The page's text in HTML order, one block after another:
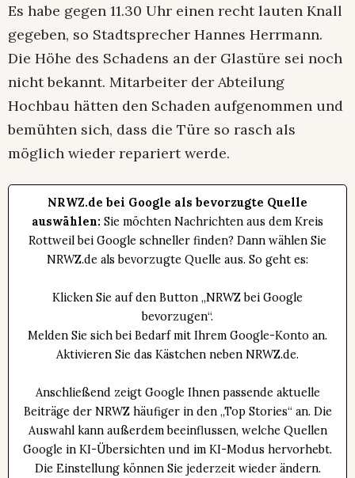
Es habe gegen 11.30 Uhr einen recht lauten Knall
gegeben, so Stadtsprecher Hannes Herrmann.
Die Höhe des Schadens an der Glastüre sei noch
nicht bekannt. Mitarbeiter der Abteilung
Hochbau hätten den Schaden aufgenommen und
bemühten sich, dass die Türe so rasch als
möglich wieder repariert werde.
NRWZ.de bei Google als bevorzugte Quelle
auswählen: Sie möchten Nachrichten aus dem Kreis
Rottweil bei Google schneller finden? Dann wählen Sie
NRWZ.de als bevorzugte Quelle aus. So geht es:
Klicken Sie auf den Button „NRWZ bei Google
bevorzugen“.
Melden Sie sich bei Bedarf mit Ihrem Google-Konto an.
Aktivieren Sie das Kästchen neben NRWZ.de.
Anschließend zeigt Google Ihnen passende aktuelle
Beiträge der NRWZ häufiger in den „Top Stories“ an. Die
Auswahl kann außerdem beeinflussen, welche Quellen
Google in KI-Übersichten und im KI-Modus hervorhebt.
Die Einstellung können Sie jederzeit wieder ändern.